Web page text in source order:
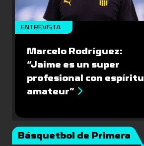
ENTREVISTA
Marcelo Rodríguez:
“Jaime es un super
profesional con espíritu
amateur”
Básquetbol de Primera